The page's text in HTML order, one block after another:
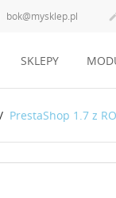
bok@mysklep.pl
SKLEPY
PrestaShop 1.7 z